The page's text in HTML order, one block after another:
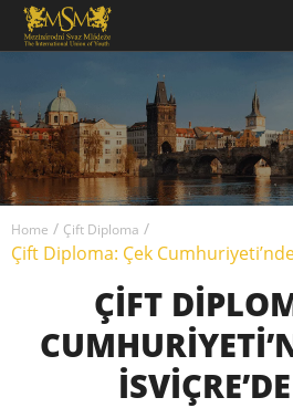
Home / Çift Diploma /
Çift Diploma: Çek Cumhuriyeti’nde
ÇIFT